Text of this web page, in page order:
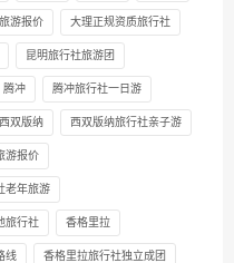
游报价 大理正规资质旅行社
昆明旅行社旅游团
腾冲 腾冲旅行社一日游
西双版纳 西双版纳旅行社亲子游
游报价
老年旅游
旅行社 香格里拉
线 香格里拉旅行社独立成团